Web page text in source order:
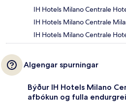
IH Hotels Milano Centrale
IH Hotels Milano Centrale
IH Hotels Milano Centrale
Algengar spurningar
Býður IH Hotels Milano
afbókun og fulla